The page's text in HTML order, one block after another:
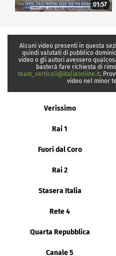
01:57
Alcuni video presenti in questa
quindi valutati di pubblico
video o gli autori avessero
basterà fare richiesta di
team_verticali@italiaonline.it.
video nel minor
Verissimo
Rai 1
Fuori dal Coro
Rai 2
Stasera Italia
Rete 4
Quarta Repubblica
Canale 5